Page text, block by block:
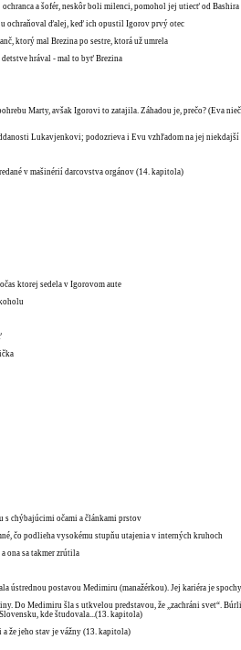
a šofér, neskôr boli milenci, pomohol jej utiecť od
ochraňoval ďalej, keď ich opustil Igorov prvý otec
ktorý mal Brezina po sestre, ktorá už umrela
hrával - mal to byť Brezina
Marty, avšak Igorovi to zatajila. Záhadou je, prečo? (Eva
Lukavjenkovi; podozrieva i Evu vzhľadom na jej niekdajší
v mašinérií darcovstva orgánov (14. kapitola)
ktorej sedela v Igorovom aute
chýbajúcimi očami a článkami prstov
čo podlieha vysokému stupňu utajenia v interných kruhoch
ona sa takmer zrútila
ústrednou postavou Medimiru (manažérkou). Jej kariéra je
Do Medimiru šla s utkvelou predstavou, že „zachráni svet“.
kde študovala...(13. kapitola)
že jeho stav je vážny (13. kapitola)